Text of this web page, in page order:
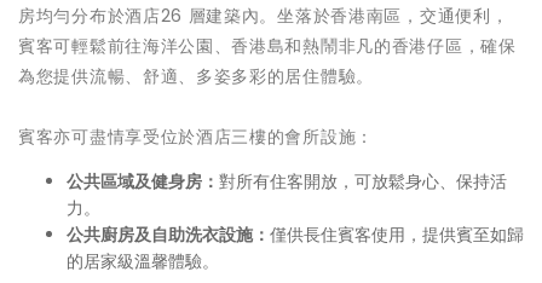
房均勻分布於酒店26 層建築內。坐落於香港南區，交通便利，
賓客可輕鬆前往海洋公園、香港島和熱鬧非凡的香港仔區，確保
為您提供流暢、舒適、多姿多彩的居住體驗。
賓客亦可盡情享受位於酒店三樓的會所設施：
公共區域及健身房： 對所有住客開放，可放鬆身心、保持活
力。
公共廚房及自助洗衣設施： 僅供長住賓客使用，提供賓至如歸
的居家級溫馨體驗。